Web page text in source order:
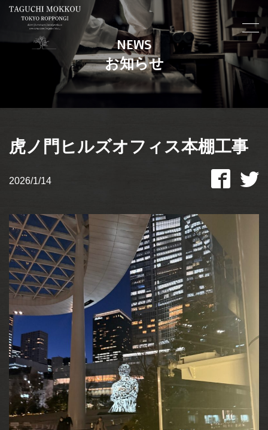
NEWS
お知らせ
虎ノ門ヒルズオフィス本棚工事
2026/1/14